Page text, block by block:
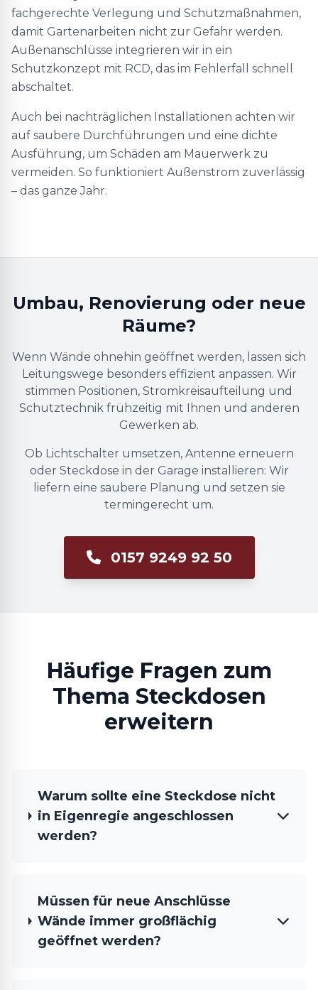
fachgerechte Verlegung und Schutzmaßnahmen,
damit Gartenarbeiten nicht zur Gefahr werden.
Außenanschlüsse integrieren wir in ein
Schutzkonzept mit RCD, das im Fehlerfall schnell
abschaltet.
Auch bei nachträglichen Installationen achten wir
auf saubere Durchführungen und eine dichte
Ausführung, um Schäden am Mauerwerk zu
vermeiden. So funktioniert Außenstrom zuverlässig
– das ganze Jahr.
Umbau, Renovierung oder neue
Räume?
Wenn Wände ohnehin geöffnet werden, lassen sich
Leitungswege besonders effizient anpassen. Wir
stimmen Positionen, Stromkreisaufteilung und
Schutztechnik frühzeitig mit Ihnen und anderen
Gewerken ab.
Ob Lichtschalter umsetzen, Antenne erneuern
oder Steckdose in der Garage installieren: Wir
liefern eine saubere Planung und setzen sie
termingerecht um.
0157 9249 92 50
Häufige Fragen zum
Thema Steckdosen
erweitern
Warum sollte eine Steckdose nicht
in Eigenregie angeschlossen
werden?
Müssen für neue Anschlüsse
Wände immer großflächig
geöffnet werden?